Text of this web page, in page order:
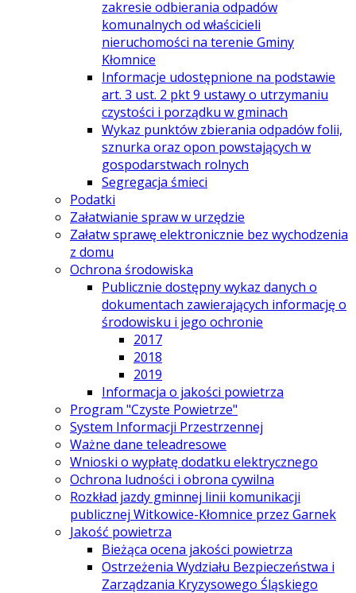
zakresie odbierania odpadów
komunalnych od właścicieli
nieruchomości na terenie Gminy
Kłomnice
Informacje udostępnione na podstawie
art. 3 ust. 2 pkt 9 ustawy o utrzymaniu
czystości i porządku w gminach
Wykaz punktów zbierania odpadów folii,
sznurka oraz opon powstających w
gospodarstwach rolnych
Segregacja śmieci
Podatki
Załatwianie spraw w urzędzie
Załatw sprawę elektronicznie bez wychodzenia
z domu
Ochrona środowiska
Publicznie dostępny wykaz danych o
dokumentach zawierających informację o
środowisku i jego ochronie
2017
2018
2019
Informacja o jakości powietrza
Program "Czyste Powietrze"
System Informacji Przestrzennej
Ważne dane teleadresowe
Wnioski o wypłatę dodatku elektrycznego
Ochrona ludności i obrona cywilna
Rozkład jazdy gminnej linii komunikacji
publicznej Witkowice-Kłomnice przez Garnek
Jakość powietrza
Bieżąca ocena jakości powietrza
Ostrzeżenia Wydziału Bezpieczeństwa i
Zarządzania Kryzysowego Śląskiego